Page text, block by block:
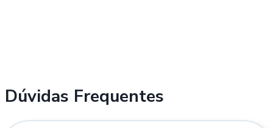
Dúvidas Frequentes